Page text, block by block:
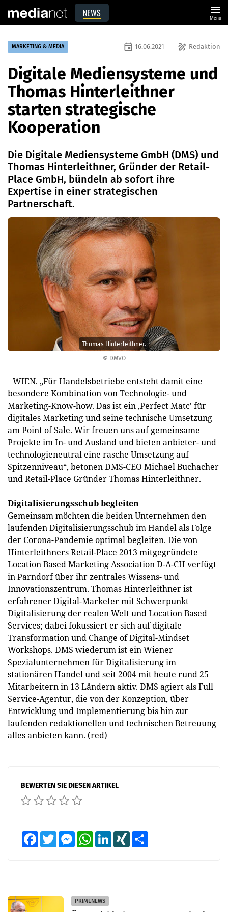
NEWS menu
Menü
© DMVÖ
Thomas Hinterleithner.
MARKETING & MEDIA draw Redaktion
event 16.06.2021
Digitale Mediensysteme und
Thomas Hinterleithner
starten strategische
Kooperation
Die Digitale Mediensysteme GmbH (DMS) und
Thomas Hinterleithner, Gründer der Retail-
Place GmbH, bündeln ab sofort ihre
Expertise in einer strategischen
Partnerschaft.
WIEN. „Für Handelsbetriebe entsteht damit eine
besondere Kombination von Technologie- und
Marketing-Know-how. Das ist ein ,Perfect Matc' für
digitales Marketing und seine technische Umsetzung
am Point of Sale. Wir freuen uns auf gemeinsame
Projekte im In- und Ausland und bieten anbieter- und
technologieneutral eine rasche Umsetzung auf
Spitzenniveau“, betonen DMS-CEO Michael Buchacher
und Retail-Place Gründer Thomas Hinterleithner.
Digitalisierungsschub begleiten
Gemeinsam möchten die beiden Unternehmen den
laufenden Digitalisierungsschub im Handel als Folge
der Corona-Pandemie optimal begleiten. Die von
Hinterleithners Retail-Place 2013 mitgegründete
Location Based Marketing Association D-A-CH verfügt
in Parndorf über ihr zentrales Wissens- und
Innovationszentrum. Thomas Hinterleithner ist
erfahrener Digital-Marketer mit Schwerpunkt
Digitalisierung der realen Welt und Location Based
Services; dabei fokussiert er sich auf digitale
Transformation und Change of Digital-Mindset
Workshops. DMS wiederum ist ein Wiener
Spezialunternehmen für Digitalisierung im
stationären Handel und seit 2004 mit heute rund 25
Mitarbeitern in 13 Ländern aktiv. DMS agiert als Full
Service-Agentur, die von der Konzeption, über
Entwicklung und Implementierung bis hin zur
laufenden redaktionellen und technischen Betreuung
alles anbieten kann. (red)
BEWERTEN SIE DIESEN ARTIKEL
FacebookTwitter MessengerWhatsAppLinkedInXING
PRIMENEWS